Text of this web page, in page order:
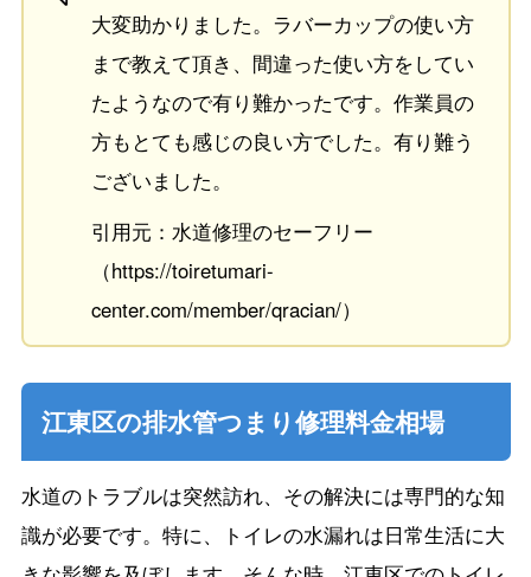
大変助かりました。ラバーカップの使い方
まで教えて頂き、間違った使い方をしてい
たようなので有り難かったです。作業員の
方もとても感じの良い方でした。有り難う
ございました。
引用元：水道修理のセーフリー
（https://toiretumari-
center.com/member/qracian/）
江東区の排水管つまり修理料金相場
水道のトラブルは突然訪れ、その解決には専門的な知
識が必要です。特に、トイレの水漏れは日常生活に大